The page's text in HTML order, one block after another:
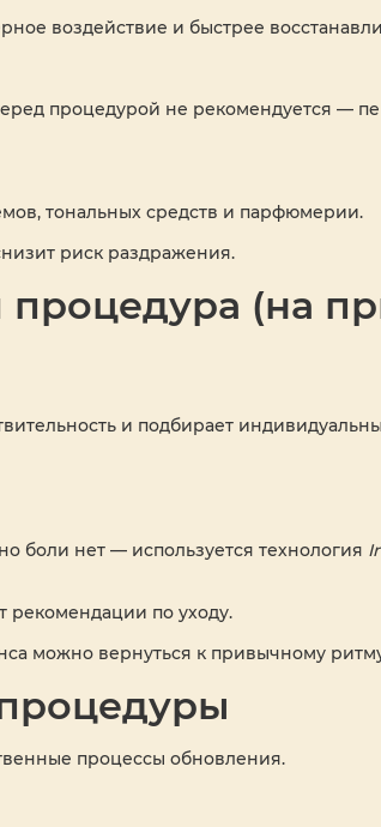
воздействие и быстрее
процедурой не рекомендуется —
тональных средств и парфюмерии.
риск раздражения.
процедура (на
и подбирает
боли нет — используется технология
рекомендации по уходу.
можно вернуться к привычному
процессы обновления.